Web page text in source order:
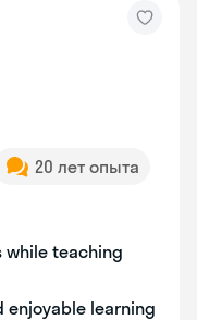
20 лет опыта
while teaching
enjoyable learning